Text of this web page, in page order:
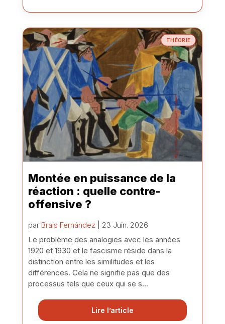
THÉORIE
Montée en puissance de la
réaction : quelle contre-
offensive ?
par Brais Fernández | 23 Juin. 2026
Le problème des analogies avec les années
1920 et 1930 et le fascisme réside dans la
distinction entre les similitudes et les
différences. Cela ne signifie pas que des
processus tels que ceux qui se s...
Lire l’article